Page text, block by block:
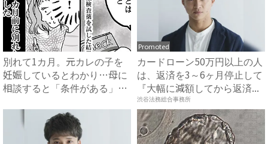
別れて1カ月。元カレの子を
妊娠しているとわかり…母に
相談すると「条件がある」と
Promoted
カードローン50万円以上の人
は、返済を3～6ヶ月停止して
『大幅に減額してから返済...
渋谷法務総合事務所